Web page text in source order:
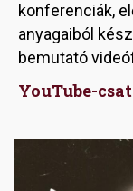
konferenciák,
anyagaiból
bemutató
YouTube-
Image